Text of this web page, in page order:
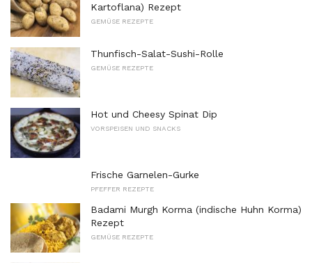
Kartoflana) Rezept
GEMÜSE REZEPTE
Thunfisch-Salat-Sushi-Rolle
GEMÜSE REZEPTE
Hot und Cheesy Spinat Dip
VORSPEISEN UND SNACKS
Frische Garnelen-Gurke
PFEFFER REZEPTE
Badami Murgh Korma (indische Huhn Korma)
Rezept
GEMÜSE REZEPTE